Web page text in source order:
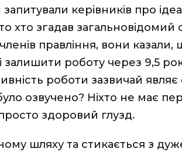
керівників про
хто згадав
правління, вони казали,
роботу через 9,5
роботи зазвичай
озвучено? Ніхто не має
здоровий глузд.
шляху та стикається з